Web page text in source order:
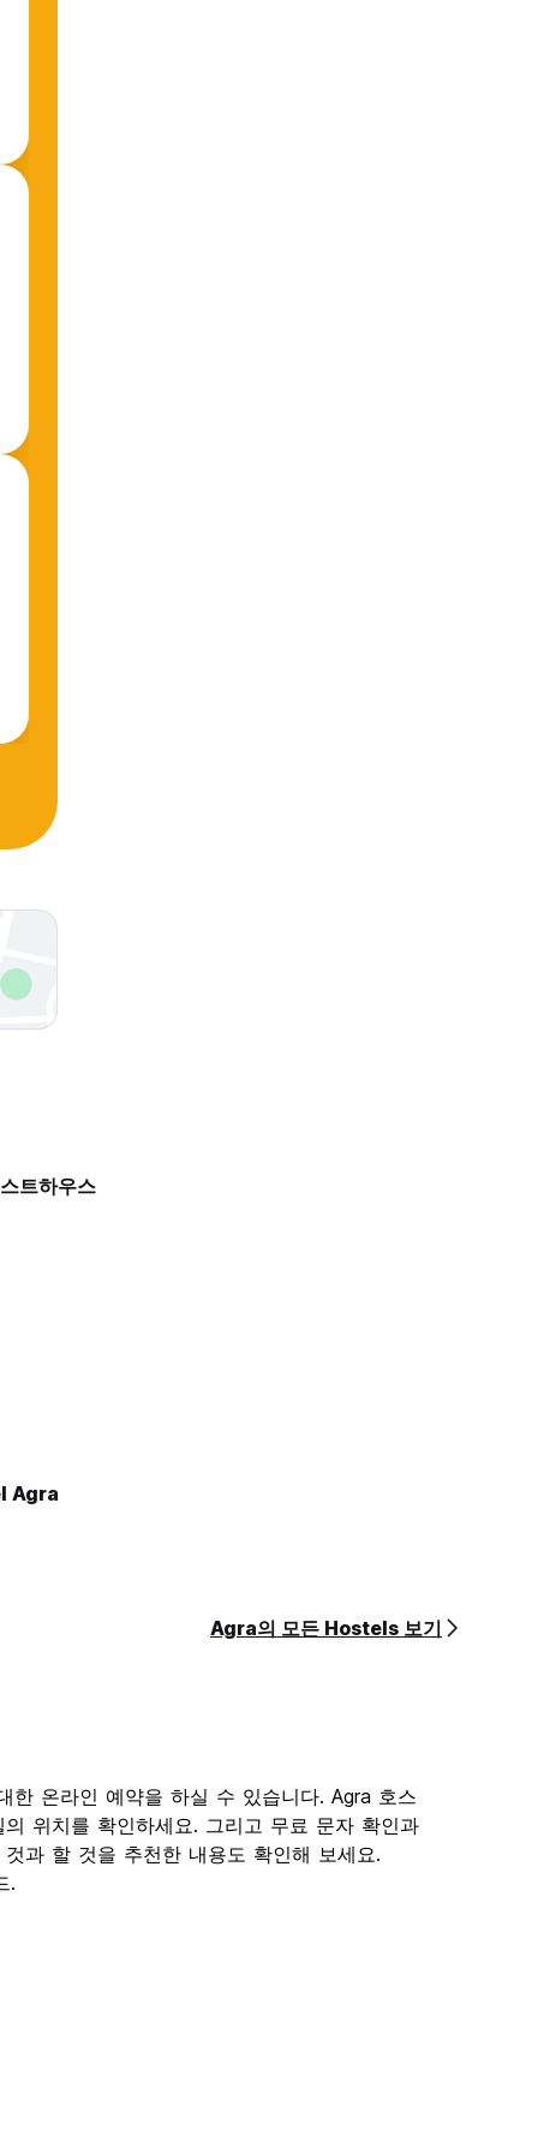
트하우스
Agra
Agra의 모든 Hostels 보기
온라인 예약을 하실 수 있습니다. Agra 호스
위치를 확인하세요. 그리고 무료 문자 확인과
과 할 것을 추천한 내용도 확인해 보세요.
.